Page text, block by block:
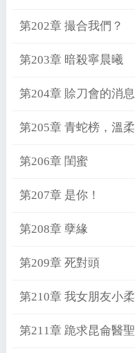
第202章 撮合我們？
第203章 暗殺寧晨曦
第204章 賒刀會的消息
第205章 青蛇榜，溫柔
第206章 閨蜜
第207章 是你！
第208章 孽緣
第209章 死對頭
第210章 我女朋友小柔
第211章 跪求昆侖醫聖